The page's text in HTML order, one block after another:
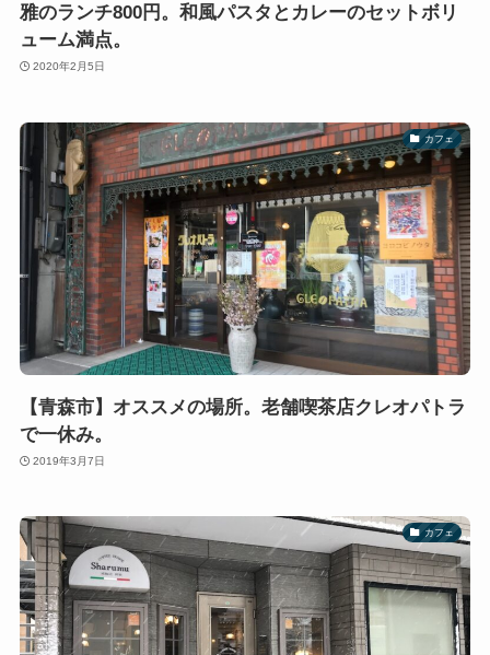
雅のランチ800円。和風パスタとカレーのセットボリ
ューム満点。
2020年2月5日
カフェ
【青森市】オススメの場所。老舗喫茶店クレオパトラ
で一休み。
2019年3月7日
カフェ